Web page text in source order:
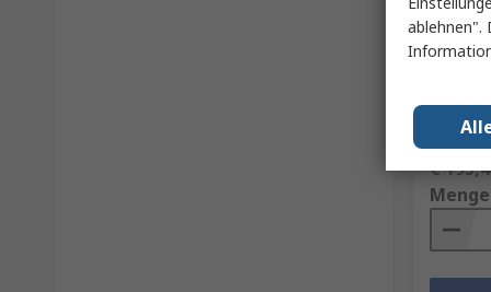
nVent
RS Best.-
Herst.
€
Menge
ablehnen".